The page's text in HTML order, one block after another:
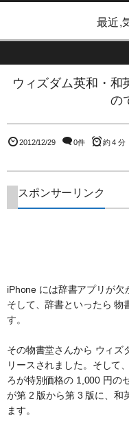
最近,
ウィズダム英和・和
の
2012/12/29 0件 約 4 分
スポンサーリンク
iPhone には辞書アプリが
そして、辞書といったら 物
す。
その物書堂さんから ウィズ
リースされました。そして
ろが特別価格の 1,000 円の
が第 2 版から第 3 版に、和
ます。